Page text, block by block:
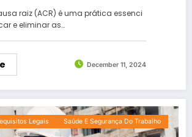
raiz (ACR) é uma prática essenci
e eliminar as…
December 11, 2024
Legais Saúde E Segurança Do Trabalho